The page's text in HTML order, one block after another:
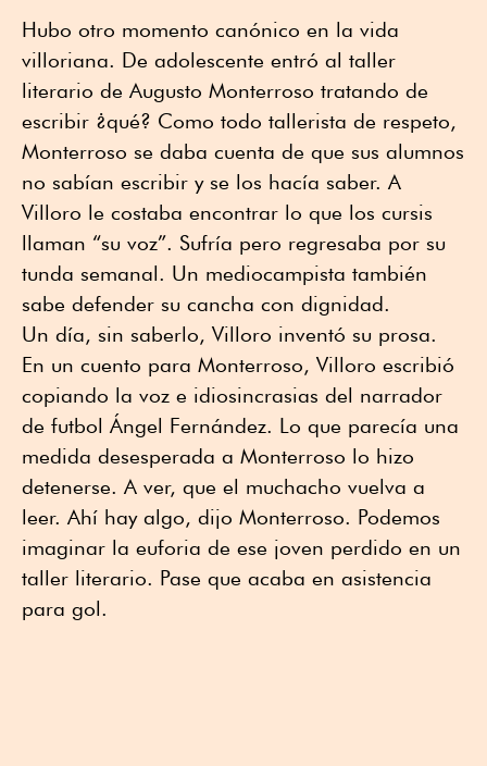
Hubo otro momento canónico en la vida
villoriana. De adolescente entró al taller
literario de Augusto Monterroso tratando de
escribir ¿qué? Como todo tallerista de respeto,
Monterroso se daba cuenta de que sus alumnos
no sabían escribir y se los hacía saber. A
Villoro le costaba encontrar lo que los cursis
llaman “su voz”. Sufría pero regresaba por su
tunda semanal. Un mediocampista también
sabe defender su cancha con dignidad.
Un día, sin saberlo, Villoro inventó su prosa.
En un cuento para Monterroso, Villoro escribió
copiando la voz e idiosincrasias del narrador
de futbol Ángel Fernández. Lo que parecía una
medida desesperada a Monterroso lo hizo
detenerse. A ver, que el muchacho vuelva a
leer. Ahí hay algo, dijo Monterroso. Podemos
imaginar la euforia de ese joven perdido en un
taller literario. Pase que acaba en asistencia
para gol.